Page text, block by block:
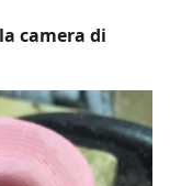
camera di